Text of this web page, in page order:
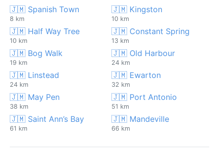
🇯🇲 Spanish Town
8 km
🇯🇲 Kingston
10 km
🇯🇲 Half Way Tree
10 km
🇯🇲 Constant Spring
13 km
🇯🇲 Bog Walk
19 km
🇯🇲 Old Harbour
24 km
🇯🇲 Linstead
24 km
🇯🇲 Ewarton
32 km
🇯🇲 May Pen
38 km
🇯🇲 Port Antonio
51 km
🇯🇲 Saint Ann’s Bay
61 km
🇯🇲 Mandeville
66 km